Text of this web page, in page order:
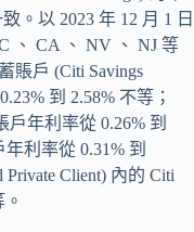
。以 2023 年 12 月 1 日
、 CA 、 NV 、 NJ 等
賬戶 (Citi Savings
到 2.58% 不等；
年利率從 0.26% 到
利率從 0.31% 到
Client) 內的 Citi